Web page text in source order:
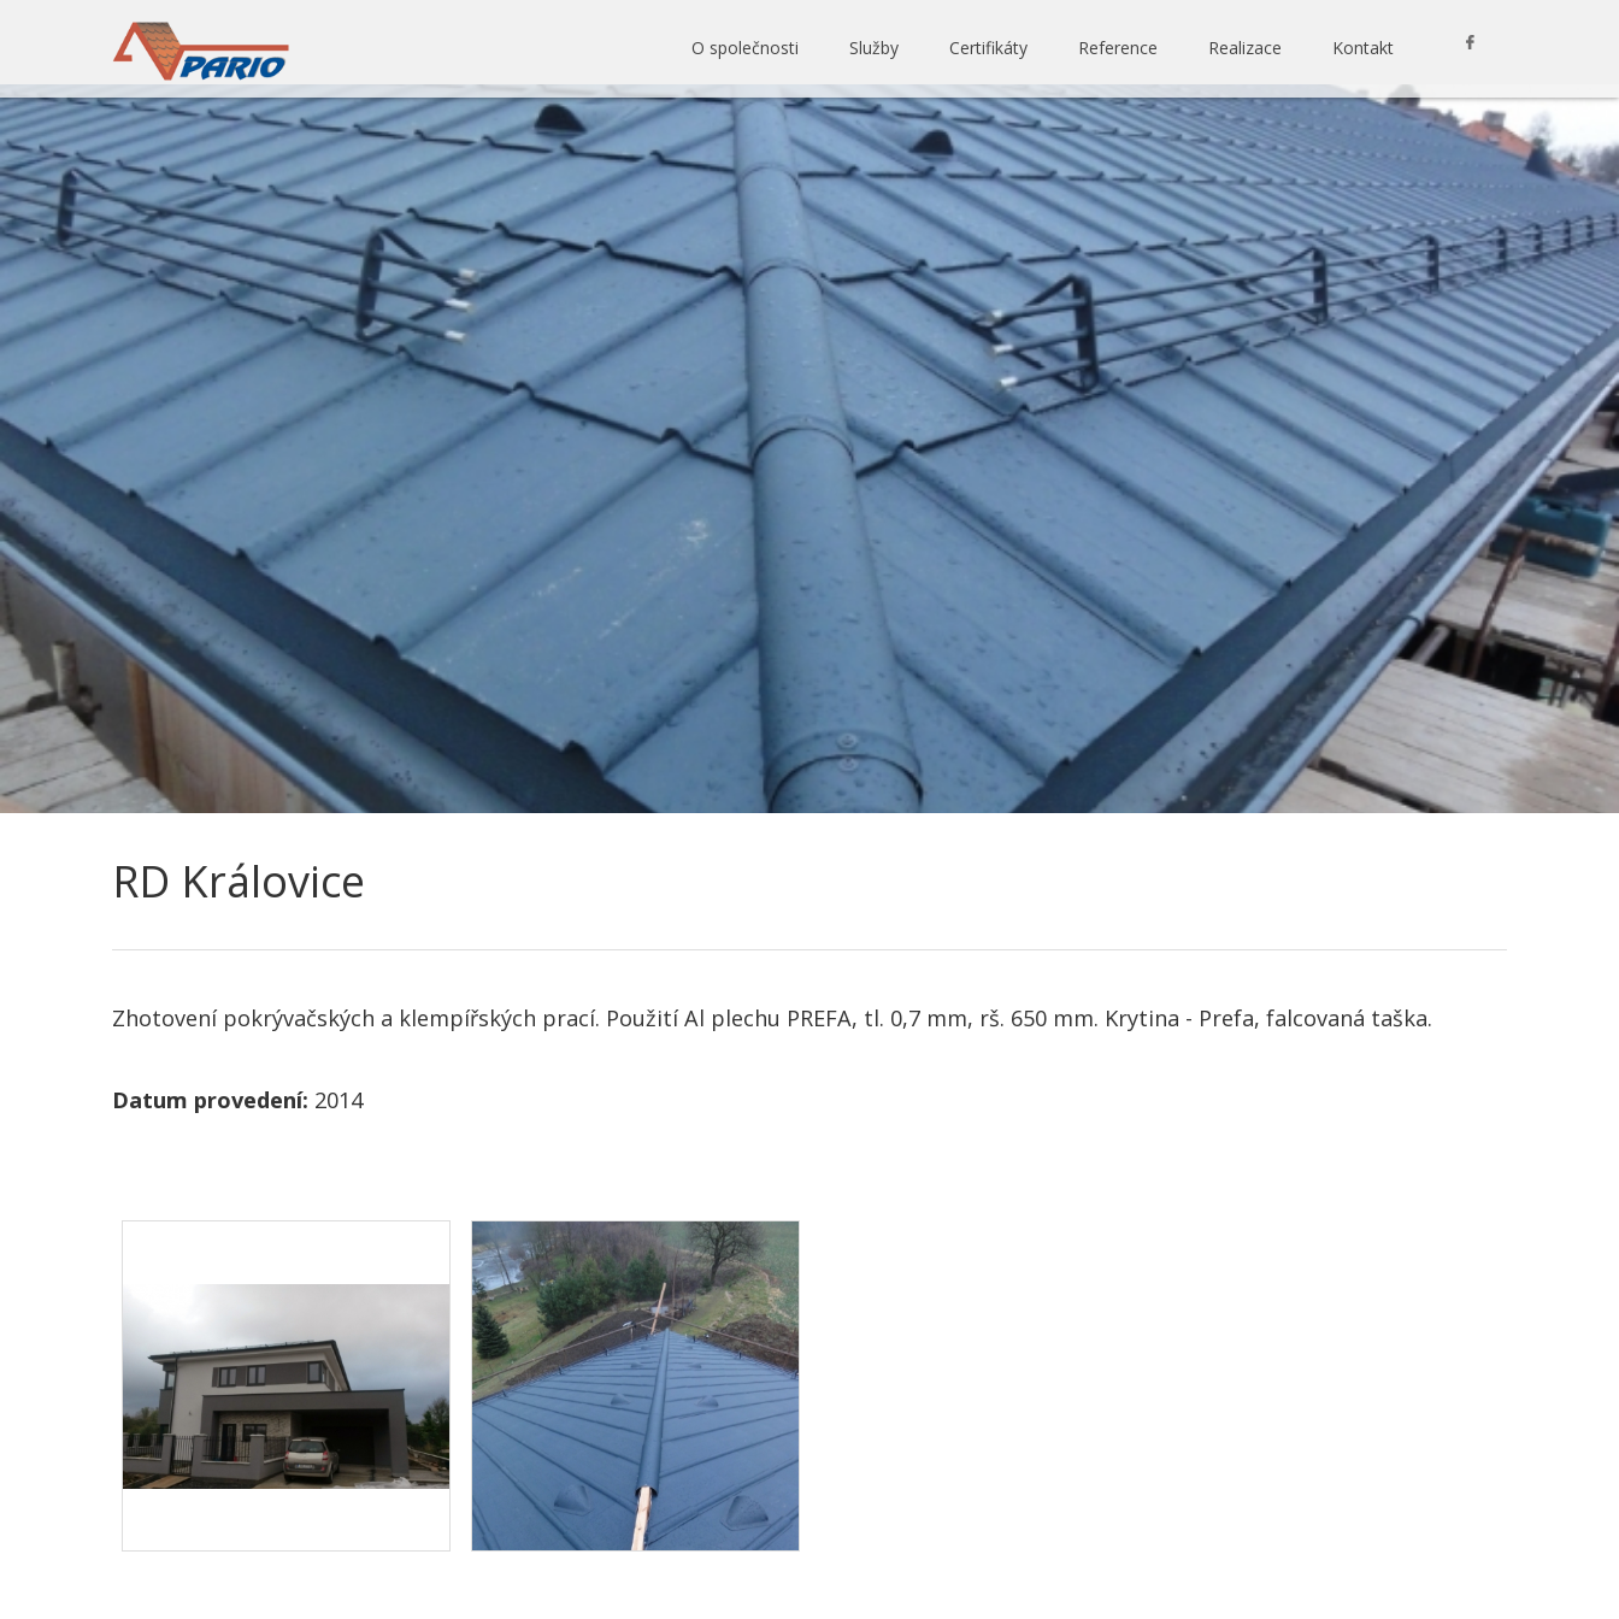
O společnosti Služby Certifikáty Reference Realizace Kontakt
RD Královice
Zhotovení pokrývačských a klempířských prací. Použití Al plechu PREFA, tl. 0,7 mm, rš. 650 mm. Krytina - Prefa, falcovaná taška.
Datum provedení: 2014